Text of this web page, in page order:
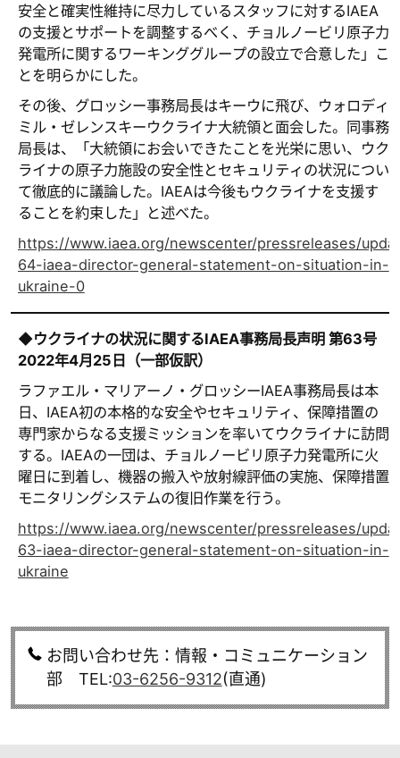
安全と確実性維持に尽力しているスタッフに対するIAEA
の支援とサポートを調整するべく、チョルノービリ原子力
発電所に関するワーキンググループの設立で合意した」こ
とを明らかにした。
その後、グロッシー事務局長はキーウに飛び、ウォロディ
ミル・ゼレンスキーウクライナ大統領と面会した。同事務
局長は、「大統領にお会いできたことを光栄に思い、ウク
ライナの原子力施設の安全性とセキュリティの状況につい
て徹底的に議論した。IAEAは今後もウクライナを支援す
ることを約束した」と述べた。
https://www.iaea.org/newscenter/pressreleases/
64-iaea-director-general-statement-on-situation-in-
ukraine-0
◆ウクライナの状況に関するIAEA事務局長声明 第63号
2022年4月25 日（一部仮訳）
ラファエル・マリアーノ・グロッシーIAEA事務局長は本
日、IAEA初の本格的な安全やセキュリティ、保障措置の
専門家からなる支援ミッションを率いてウクライナに訪問
する。IAEAの一団は、チョルノービリ原子力発電所に火
曜日に到着し、機器の搬入や放射線評価の実施、保障措置
モニタリングシステムの復旧作業を行う。
https://www.iaea.org/newscenter/pressreleases/
63-iaea-director-general-statement-on-situation-in-
ukraine
お問い合わせ先：情報・コミュニケーション
部 TEL:03-6256-9312(直通)